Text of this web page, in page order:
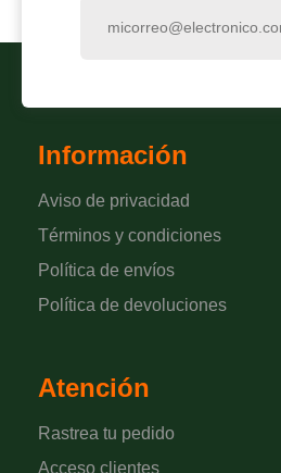
Información
Aviso de privacidad
Términos y condiciones
Política de envíos
Política de devoluciones
Atención
Rastrea tu pedido
Acceso clientes